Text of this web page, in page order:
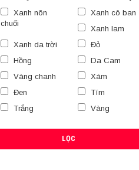
Xanh nõn
chuối
Xanh cô ban
Xanh lam
Xanh da trời
Đỏ
Hồng
Da Cam
Vàng chanh
Xám
Đen
Tím
Trắng
Vàng
LỌC